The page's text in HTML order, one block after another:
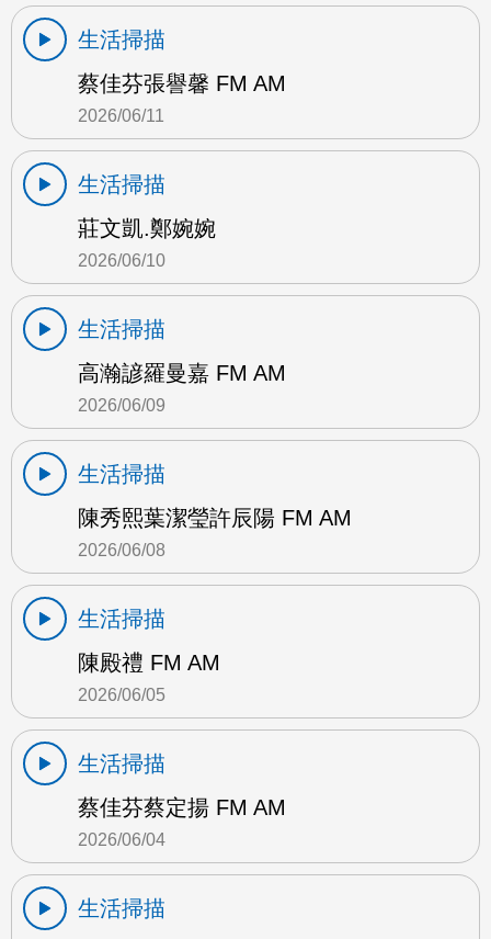
生活掃描
蔡佳芬張譽馨 FM AM
2026/06/11
生活掃描
莊文凱.鄭婉婉
2026/06/10
生活掃描
高瀚諺羅曼嘉 FM AM
2026/06/09
生活掃描
陳秀熙葉潔瑩許辰陽 FM AM
2026/06/08
生活掃描
陳殿禮 FM AM
2026/06/05
生活掃描
蔡佳芬蔡定揚 FM AM
2026/06/04
生活掃描